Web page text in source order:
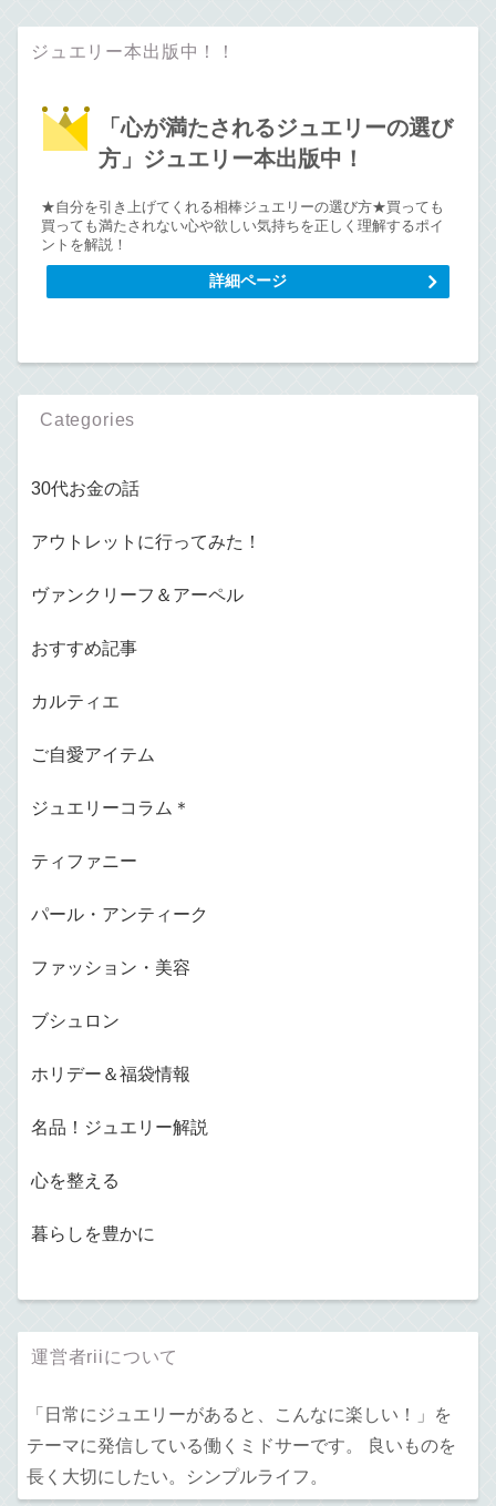
ジュエリー本出版中！！
「心が満たされるジュエリーの選び
方」ジュエリー本出版中！
★自分を引き上げてくれる相棒ジュエリーの選び方★買っても
買っても満たされない心や欲しい気持ちを正しく理解するポイ
ントを解説！
詳細ページ
Categories
30代お金の話
アウトレットに行ってみた！
ヴァンクリーフ＆アーペル
おすすめ記事
カルティエ
ご自愛アイテム
ジュエリーコラム＊
ティファニー
パール・アンティーク
ファッション・美容
ブシュロン
ホリデー＆福袋情報
名品！ジュエリー解説
心を整える
暮らしを豊かに
運営者riiについて
「日常にジュエリーがあると、こんなに楽しい！」を
テーマに発信している働くミドサーです。 良いものを
長く大切にしたい。シンプルライフ。